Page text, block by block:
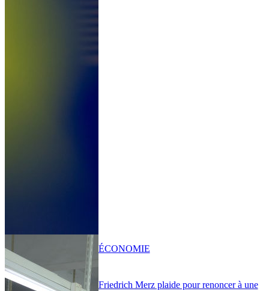
Friedrich Merz plaide pour renoncer à une
ÉCONOMIE